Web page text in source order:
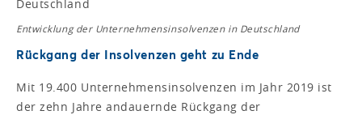
Entwicklung der Unternehmens­insolvenzen in Deutschland
Rückgang der Insolvenzen geht zu Ende
Mit 19.400 Unternehmensinsolvenzen im Jahr 2019 ist
der zehn Jahre andauernde Rückgang der